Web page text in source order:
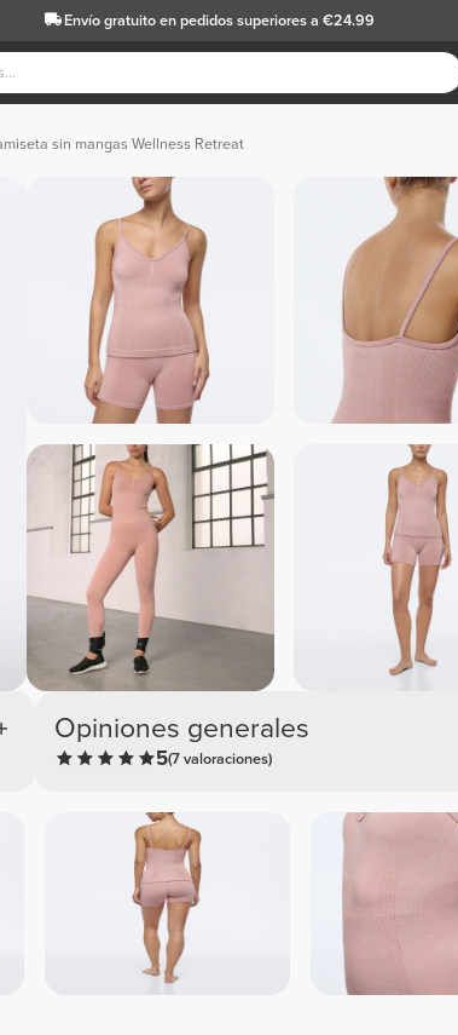
Envío gratuitoen pedidos superiores a €24.99
sin mangas Wellness Retreat
Opiniones generales
5(7 valoraciones)